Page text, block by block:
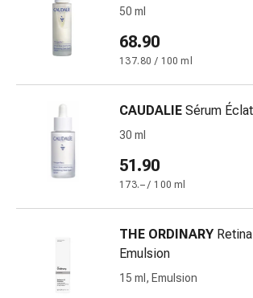
Trockener
(Xerostomie)
Munddesinfektionsmittel
Aphten
Haar-
Medikamente
Haarausfallpräparate
Körperpflege
Schönheit
50 ml
68.90
137.80 / 100 ml
CAUDALIE Sérum
30 ml
51.90
173.– / 100 ml
THE ORDINARY
Emulsion
15 ml, Emulsion